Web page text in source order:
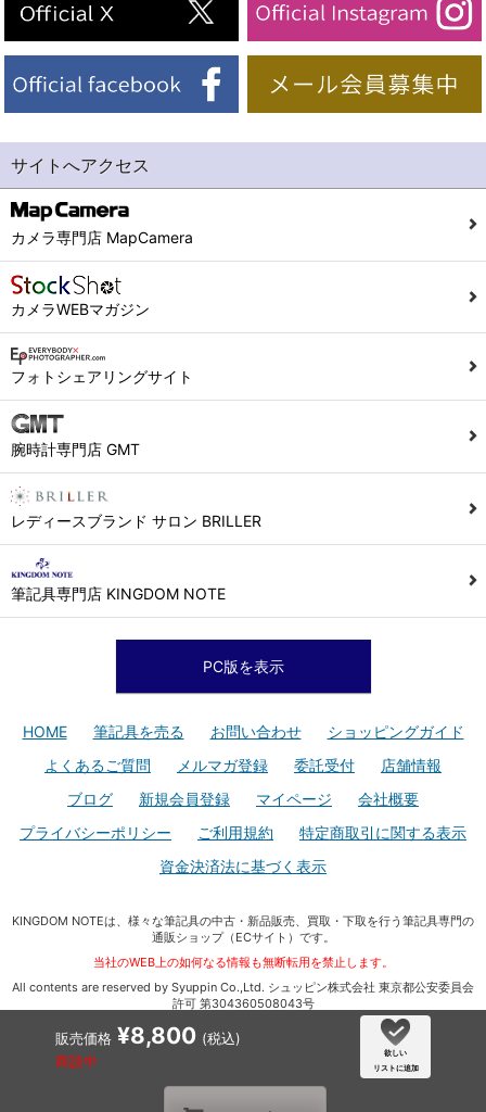
サイトへアクセス
カメラ専門店 MapCamera
カメラWEBマガジン
フォトシェアリングサイト
腕時計専門店 GMT
レディースブランド サロン BRILLER
筆記具専門店 KINGDOM NOTE
販売価格 ¥8,800 (税込)
商談中
欲しい
リストに追加
PC版を表示
HOME 筆記具を売る お問い合わせ
ショッピングガイド
よくあるご質問
メルマガ登録 委託受付
店舗情報
ブログ
新規会員登録 マイページ
会社概要
プライバシーポリシー
ご利用規約
特定商取引に関する表示
資金決済法に基づく表示
KINGDOM NOTEは、様々な筆記具の中古・新品販売、買取・下取を行う筆記具専門の
通販ショップ（ECサイト）です。
当社のWEB上の如何なる情報も無断転用を禁止します。
All contents are reserved by Syuppin Co.,Ltd. シュッピン株式会社 東京都公安委員会
許可 第304360508043号